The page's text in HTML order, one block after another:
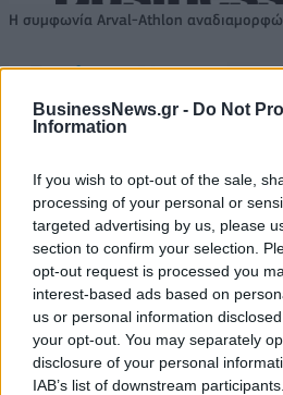
BusinessNews.gr - Do Not
Information
If you wish to opt-out of the sale,
processing of your personal or
targeted advertising by us, please
section to confirm your selection.
opt-out request is processed you
interest-based ads based on
us or personal information
your opt-out. You may separately
disclosure of your personal
IAB’s list of downstream
Η συμφωνία Arval-Athlon
VW: Η δύσκολη εξίσωση της
αναδιάρθρωσης
ESG Report 2025: Πώς η ΑΒ
βιωσιμότητα σε καθημερινή πράξη
Stoiximan: «Πού ήσουν;» στις μεγάλες